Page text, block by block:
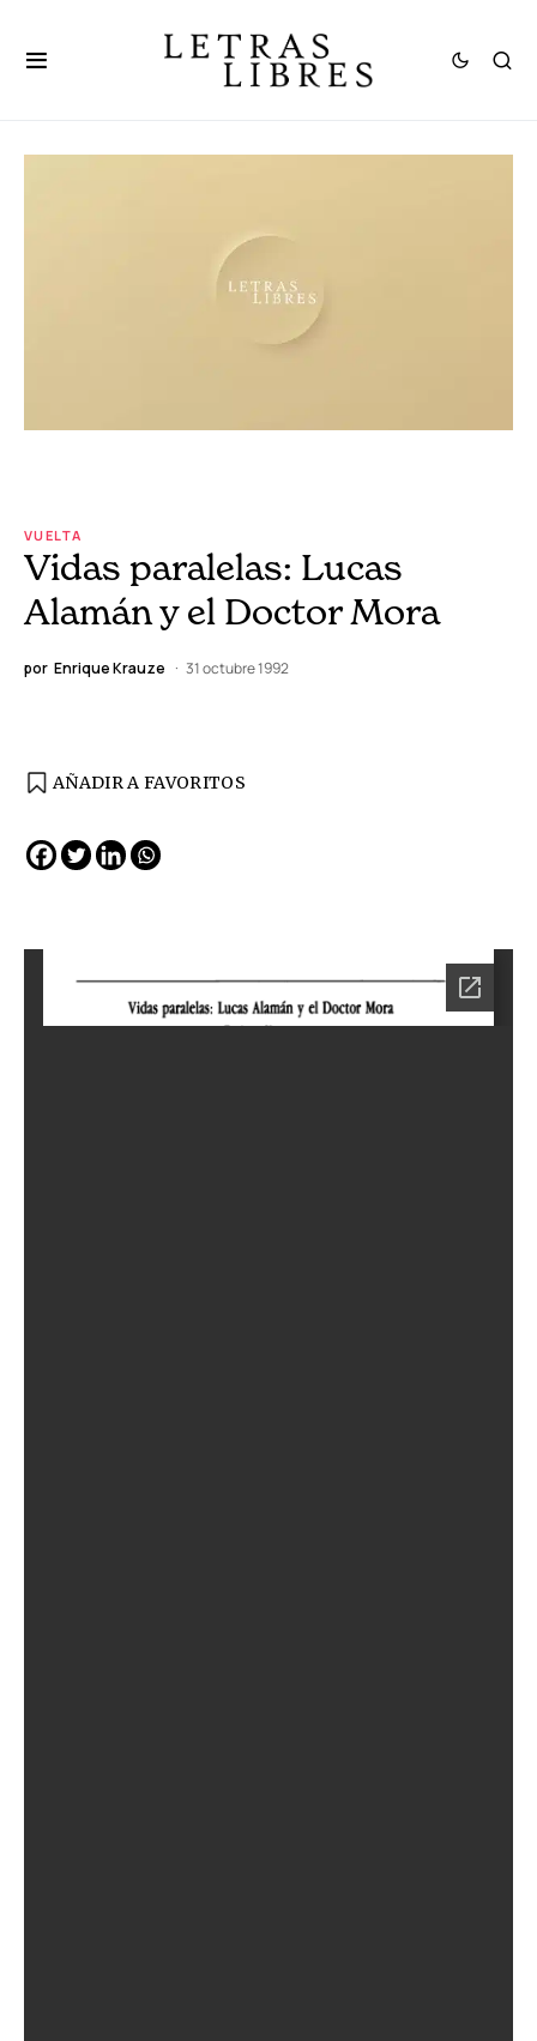
VUELTA
Vidas paralelas: Lucas
Alamán y el Doctor Mora
por Enrique Krauze 31 octubre 1992
AÑADIR A FAVORITOS